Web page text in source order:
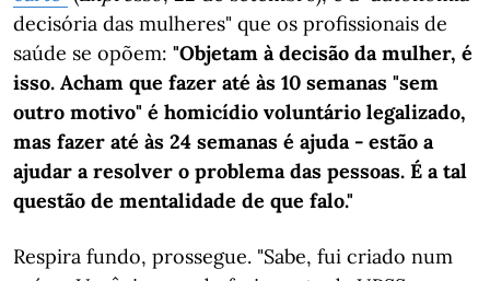
decisória das mulheres" que os profissionais de
saúde se opõem: "Objetam à decisão da mulher, é
isso. Acham que fazer até às 10 semanas "sem
outro motivo" é homicídio voluntário legalizado,
mas fazer até às 24 semanas é ajuda - estão a
ajudar a resolver o problema das pessoas. É a tal
questão de mentalidade de que falo."
Respira fundo, prossegue. "Sabe, fui criado num